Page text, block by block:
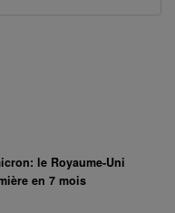
le Royaume-Uni
en 7 mois